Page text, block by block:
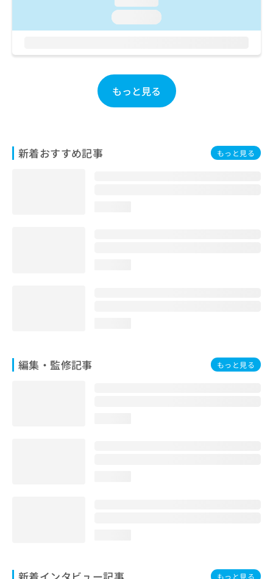
もっと見る
新着おすすめ記事 もっと見る
編集・監修記事 もっと見る
もっと見る
い
わ